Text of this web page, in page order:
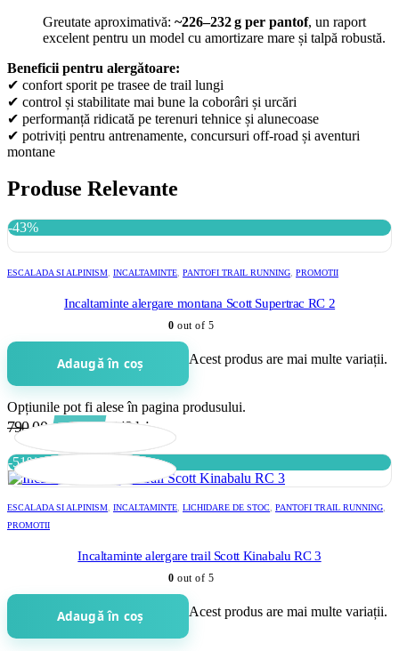
Greutate aproximativă: ~226–232 g per pantof, un raport
excelent pentru un model cu amortizare mare și talpă robustă.
Beneficii pentru alergătoare:
✔ confort sporit pe trasee de trail lungi
✔ control și stabilitate mai bune la coborâri și urcări
✔ performanță ridicată pe terenuri tehnice și alunecoase
✔ potriviți pentru antrenamente, concursuri off‑road și aventuri
montane
Produse Relevante
-43%
ESCALADA SI ALPINISM, INCALTAMINTE, PANTOFI TRAIL RUNNING, PROMOTII
Incaltaminte alergare montana Scott Supertrac RC 2
0 out of 5
Adaugă în coș Acest produs are mai multe variații.
Opțiunile pot fi alese în pagina produsului.
790.00 -43% 449lei
-51%
ESCALADA SI ALPINISM, INCALTAMINTE, LICHIDARE DE STOC, PANTOFI TRAIL RUNNING,
PROMOTII
Incaltaminte alergare trail Scott Kinabalu RC 3
0 out of 5
Adaugă în coș Acest produs are mai multe variații.